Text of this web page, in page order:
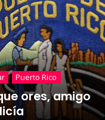
Puerto Rico
ores, amigo